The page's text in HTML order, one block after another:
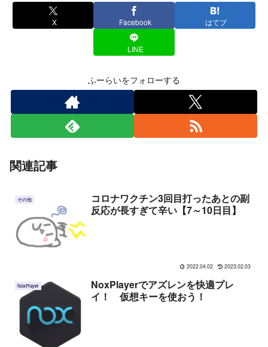
X Facebook はてブ
LINE
ふーらいをフォローする
関連記事
その他
コロナワクチン3回目打ったあとの副
反応が長すぎて辛い【7～10日目】
2022.04.02 2023.02.03
NoxPlayer
NoxPlayerでアズレンを快適プレ
イ！ 仮想キーを使おう！